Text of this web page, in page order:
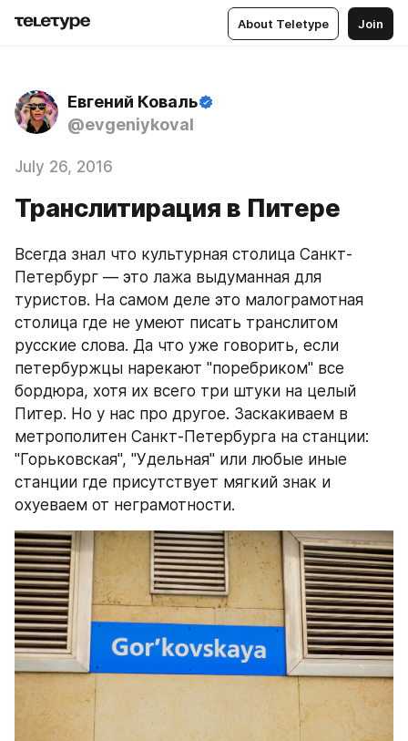
About Teletype Join
Евгений Коваль
@evgeniykoval
July 26, 2016
Транслитирация в Питере
Всегда знал что культурная столица Санкт-
Петербург — это лажа выдуманная для
туристов. На самом деле это малограмотная
столица где не умеют писать транслитом
русские слова. Да что уже говорить, если
петербуржцы нарекают "поребриком" все
бордюра, хотя их всего три штуки на целый
Питер. Но у нас про другое. Заскакиваем в
метрополитен Санкт-Петербурга на станции:
"Горьковская", "Удельная" или любые иные
станции где присутствует мягкий знак и
охуеваем от неграмотности.